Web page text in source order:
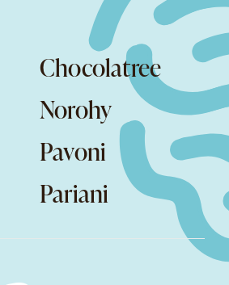
Chocolatree
Norohy
Pavoni
Pariani